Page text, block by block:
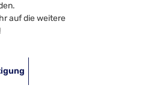
auf die weitere